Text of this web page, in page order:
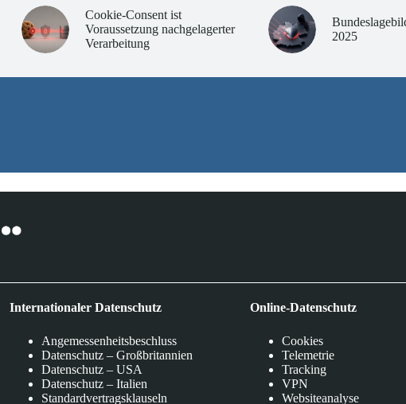
Cookie-Consent ist
Voraussetzung nachgelagerter
Verarbeitung
2025
Internationaler Datenschutz
Angemessenheitsbeschluss
Datenschutz – Großbritannien
Datenschutz – USA
Datenschutz – Italien
Standardvertragsklauseln
Online-Datenschutz
Cookies
Telemetrie
Tracking
VPN
Websiteanalyse